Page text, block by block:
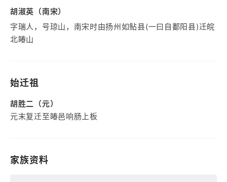
胡淑英（南宋）
字瑞人，号琼山，南宋时由扬州如鲇县(一曰自鄱阳县)迁皖
北睶山
始迁祖
胡胜二（元）
元末复迁至睶邑响肠上板
家族资料